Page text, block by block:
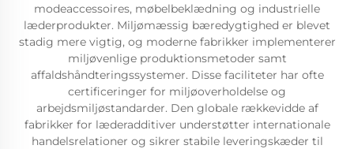
modeaccessoires, møbelbeklædning og industrielle
læderprodukter. Miljømæssig bæredygtighed er blevet
stadig mere vigtig, og moderne fabrikker implementerer
miljøvenlige produktionsmetoder samt
affaldshåndteringssystemer. Disse faciliteter har ofte
certificeringer for miljøoverholdelse og
arbejdsmiljøstandarder. Den globale rækkevidde af
fabrikker for læderadditiver understøtter internationale
handelsrelationer og sikrer stabile leveringskæder til